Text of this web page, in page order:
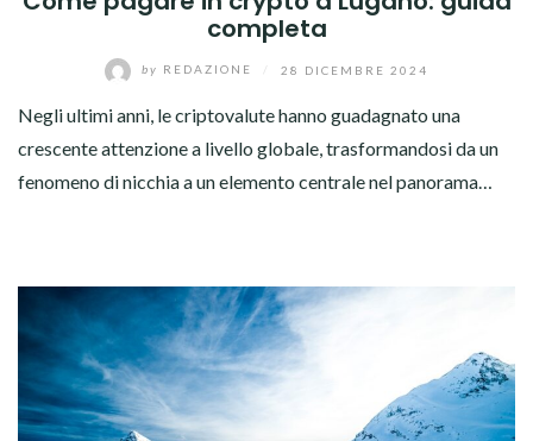
completa
by REDAZIONE 28 DICEMBRE 2024
Negli ultimi anni, le criptovalute hanno guadagnato una
crescente attenzione a livello globale, trasformandosi da un
fenomeno di nicchia a un elemento centrale nel panorama…